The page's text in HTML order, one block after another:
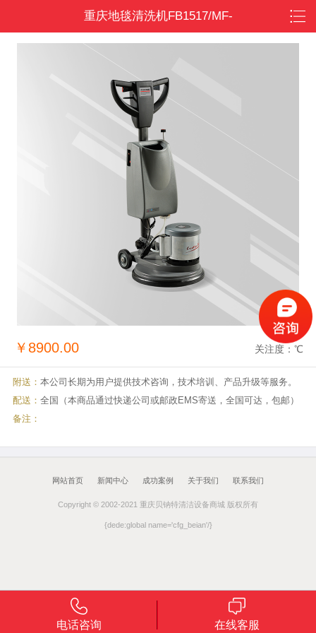
重庆地毯清洗机FB1517/MF-
￥8900.00 关注度： ℃
附送： 本公司长期为用户提供技术咨询，技术培训、产品升级等服务。
配送： 全国（本商品通过快递公司或邮政EMS寄送，全国可达，包邮）
备注：
网站首页 新闻中心 成功案例 关于我们 联系我们
Copyright © 2002-2021 重庆贝钠特清洁设备商城 版权所有
{dede:global name='cfg_beian'/}
电话咨询 在线客服